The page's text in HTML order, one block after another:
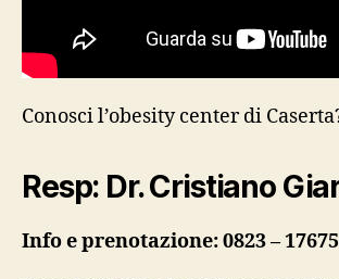
Conosci l’obesity center di
Resp: Dr. Cristiano
Info e prenotazione: 0823 –